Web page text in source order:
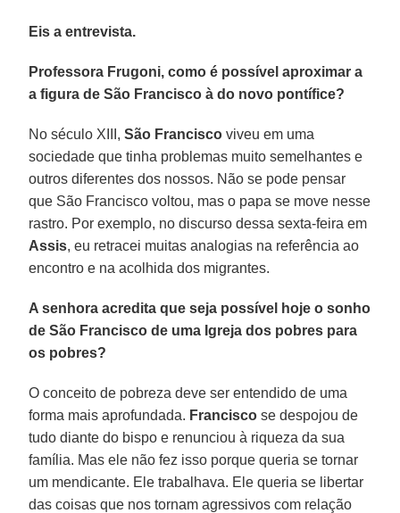
Eis a entrevista.
Professora Frugoni, como é possível aproximar a
a figura de São Francisco à do novo pontífice?
No século XIII,São Francisco viveu em uma
sociedade que tinha problemas muito semelhantes e
outros diferentes dos nossos. Não se pode pensar
que São Francisco voltou, mas o papa se move nesse
rastro. Por exemplo, no discurso dessa sexta-feira em
Assis, eu retracei muitas analogias na referência ao
encontro e na acolhida dos migrantes.
A senhora acredita que seja possível hoje o sonho
de São Francisco de uma Igreja dos pobres para
os pobres?
O conceito de pobreza deve ser entendido de uma
forma mais aprofundada. Francisco se despojou de
tudo diante do bispo e renunciou à riqueza da sua
família. Mas ele não fez isso porque queria se tornar
um mendicante. Ele trabalhava. Ele queria se libertar
das coisas que nos tornam agressivos com relação